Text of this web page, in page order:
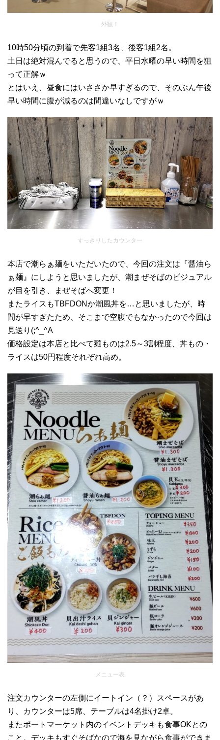
外観！
10時50分頃の到着で先客1組3名、後客1組2名。
土日は絶対混んでると思うので、平日水曜の早い時間を狙
って正解ｗ
とはいえ、昼食にはいささか早すぎるので、そのぶん午後
早い時間に腹が減るのは間違いなしですがｗ
すっきりしたカウンター
本店で潮らぁ麺をいただいたので、今回の注文は『醤油ら
ぁ麺』にしようと思いましたが、潮まぜそばのビジュアル
が目を引き、まぜそばへ変更！
またライスもTBFDONか潮風丼を…と思いましたが、時
間が早すぎたため、そこまで空腹でもなかったので今回は
見送り(;^_^A
価格設定は本店と比べて麺ものは2.5～3割程度、丼もの・
ライスは50円程度それぞれ高め。
メニュー表
注文カウンターの左側にイートイン（？）スペースがあ
り、カウンターは5席、テーブルは4名掛け2卓。
またポートマーケット内のイベントデッキも食事OKとの
こと。デッキもすぐそばなので海を見ながら食事ができま